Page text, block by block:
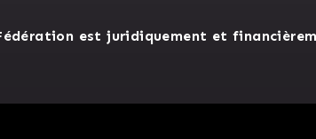
est juridiquement et